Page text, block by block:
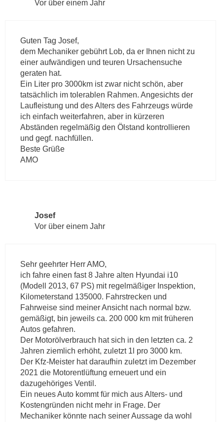
Vor über einem Jahr
Guten Tag Josef,
dem Mechaniker gebührt Lob, da er Ihnen nicht zu
einer aufwändigen und teuren Ursachensuche
geraten hat.
Ein Liter pro 3000km ist zwar nicht schön, aber
tatsächlich im tolerablen Rahmen. Angesichts der
Laufleistung und des Alters des Fahrzeugs würde
ich einfach weiterfahren, aber in kürzeren
Abständen regelmäßig den Ölstand kontrollieren
und gegf. nachfüllen.
Beste Grüße
AMO
Josef
Vor über einem Jahr
Sehr geehrter Herr AMO,
ich fahre einen fast 8 Jahre alten Hyundai i10
(Modell 2013, 67 PS) mit regelmäßiger Inspektion,
Kilometerstand 135000. Fahrstrecken und
Fahrweise sind meiner Ansicht nach normal bzw.
gemäßigt, bin jeweils ca. 200 000 km mit früheren
Autos gefahren.
Der Motorölverbrauch hat sich in den letzten ca. 2
Jahren ziemlich erhöht, zuletzt 1l pro 3000 km.
Der Kfz-Meister hat daraufhin zuletzt im Dezember
2021 die Motorentlüftung erneuert und ein
dazugehöriges Ventil.
Ein neues Auto kommt für mich aus Alters- und
Kostengründen nicht mehr in Frage. Der
Mechaniker könnte nach seiner Aussage da wohl